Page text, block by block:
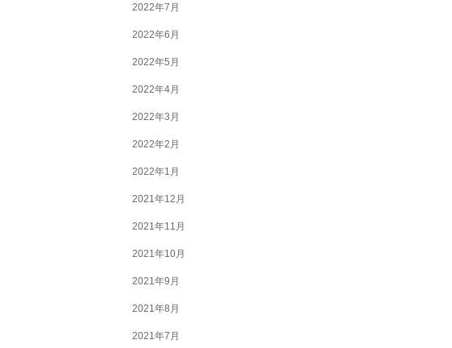
2022年7月
2022年6月
2022年5月
2022年4月
2022年3月
2022年2月
2022年1月
2021年12月
2021年11月
2021年10月
2021年9月
2021年8月
2021年7月